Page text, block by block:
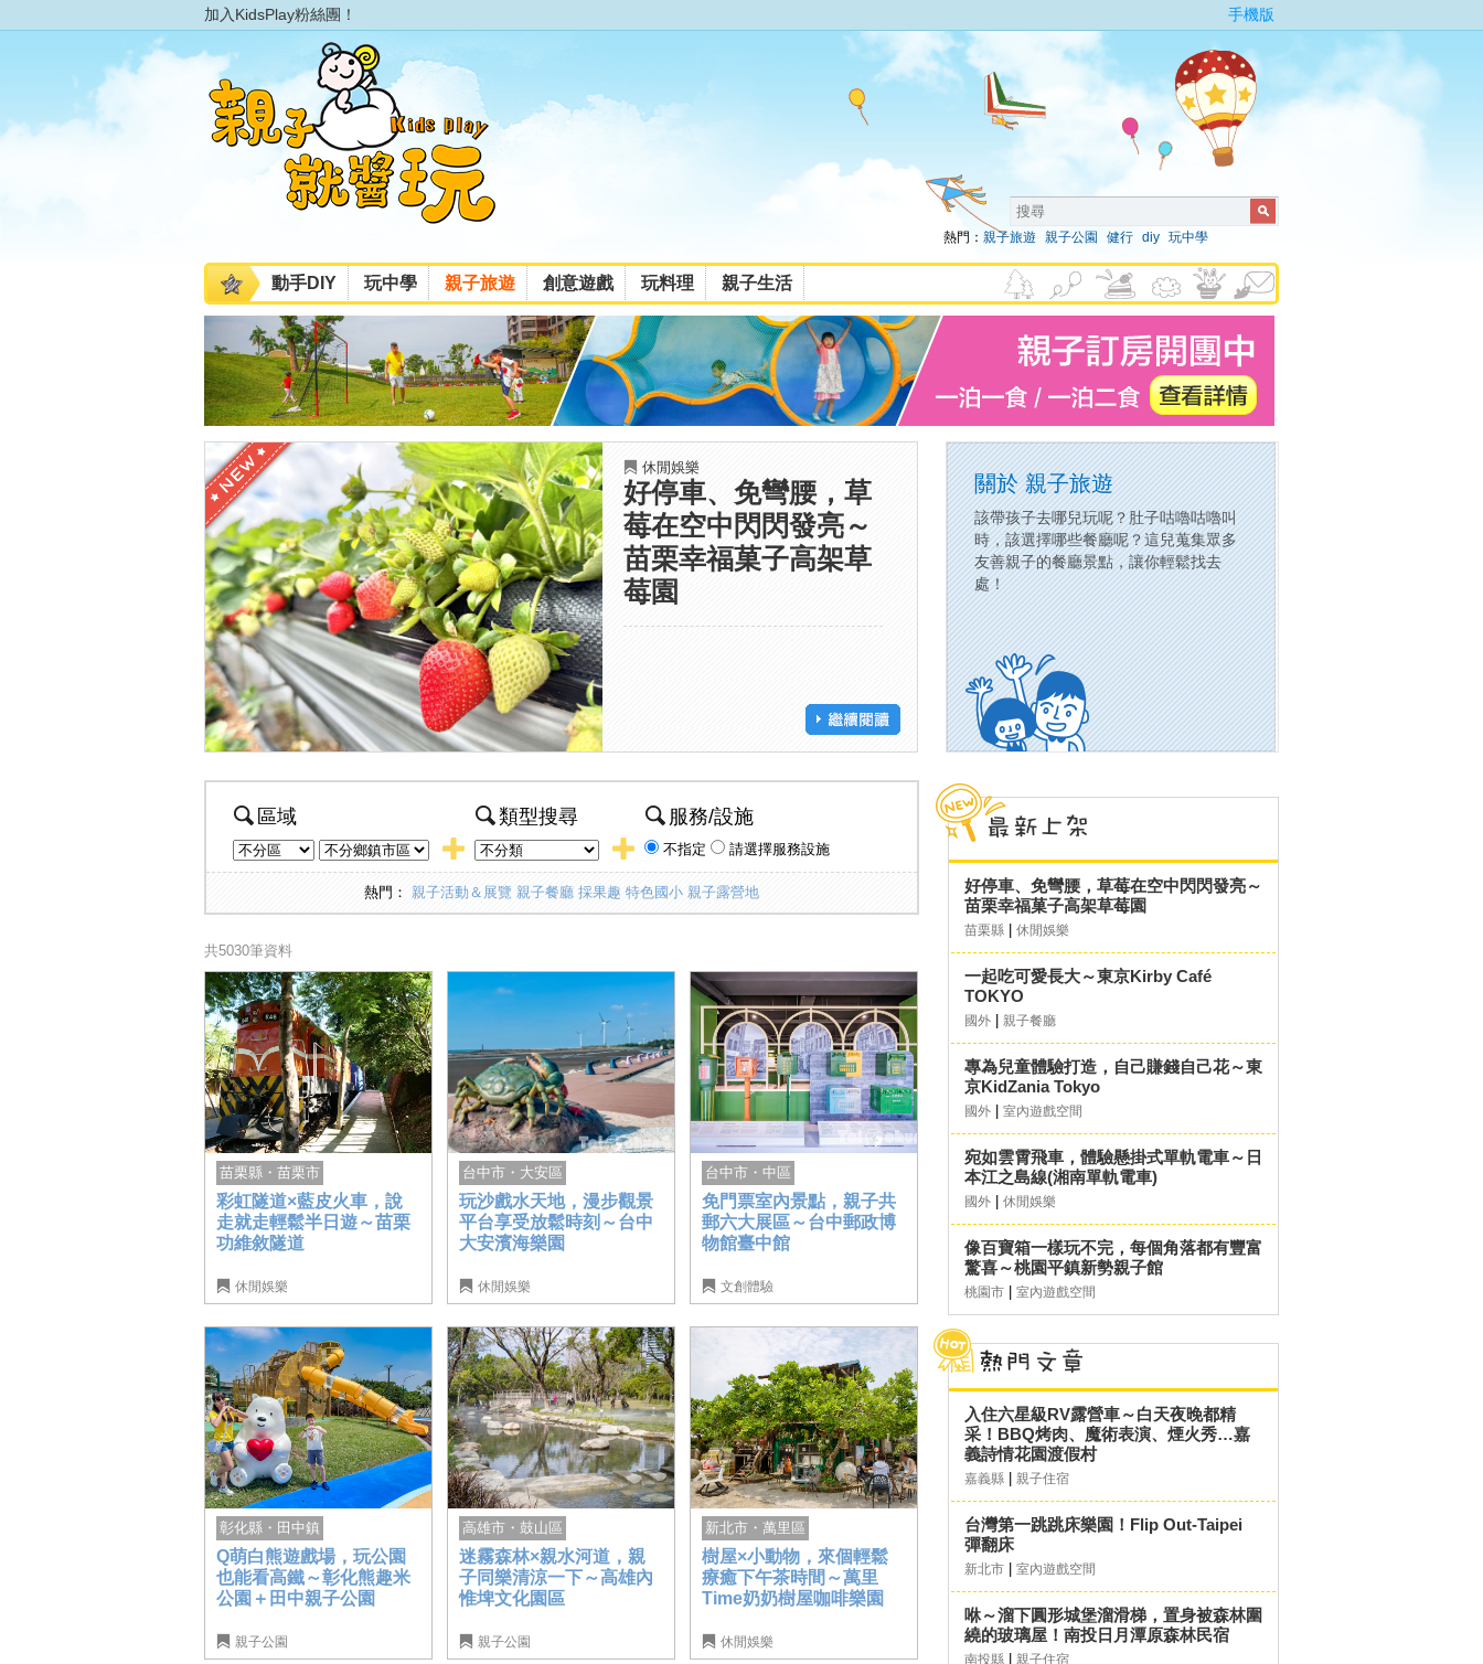
加入KidsPlay粉絲團！ 手機版
熱門： 親子旅遊 親子公園 健行 diy 玩中學
動手DIY 玩中學 親子旅遊 創意遊戲 玩料理 親子生活
休閒娛樂
好停車、免彎腰，草
莓在空中閃閃發亮～
苗栗幸福菓子高架草
莓園
關於 親子旅遊
該帶孩子去哪兒玩呢？肚子咕嚕咕嚕叫
時，該選擇哪些餐廳呢？這兒蒐集眾多
友善親子的餐廳景點，讓你輕鬆找去
處！
區域 類型搜尋 服務/設施
不指定 請選擇服務設施
熱門： 親子活動＆展覽 親子餐廳 採果趣 特色國小 親子露營地
共5030筆資料
苗栗縣・苗栗市
彩虹隧道×藍皮火車，說
走就走輕鬆半日遊～苗栗
功維敘隧道
休閒娛樂
台中市・大安區
玩沙戲水天地，漫步觀景
平台享受放鬆時刻～台中
大安濱海樂園
休閒娛樂
台中市・中區
免門票室內景點，親子共
郵六大展區～台中郵政博
物館臺中館
文創體驗
彰化縣・田中鎮
Q萌白熊遊戲場，玩公園
也能看高鐵～彰化熊趣米
公園＋田中親子公園
親子公園
高雄市・鼓山區
迷霧森林×親水河道，親
子同樂清涼一下～高雄內
惟埤文化園區
親子公園
新北市・萬里區
樹屋×小動物，來個輕鬆
療癒下午茶時間～萬里
Time奶奶樹屋咖啡樂園
休閒娛樂
好停車、免彎腰，草莓在空中閃閃發亮～
苗栗幸福菓子高架草莓園
苗栗縣 休閒娛樂
一起吃可愛長大～東京Kirby Café
TOKYO
國外 親子餐廳
專為兒童體驗打造，自己賺錢自己花～東
京KidZania Tokyo
國外 室內遊戲空間
宛如雲霄飛車，體驗懸掛式單軌電車～日
本江之島線(湘南單軌電車)
國外 休閒娛樂
像百寶箱一樣玩不完，每個角落都有豐富
驚喜～桃園平鎮新勢親子館
桃園市 室內遊戲空間
入住六星級RV露營車～白天夜晚都精
采！BBQ烤肉、魔術表演、煙火秀…嘉
義詩情花園渡假村
嘉義縣 親子住宿
台灣第一跳跳床樂園！Flip Out-Taipei
彈翻床
新北市 室內遊戲空間
咻～溜下圓形城堡溜滑梯，置身被森林圍
繞的玻璃屋！南投日月潭原森林民宿
南投縣 親子住宿